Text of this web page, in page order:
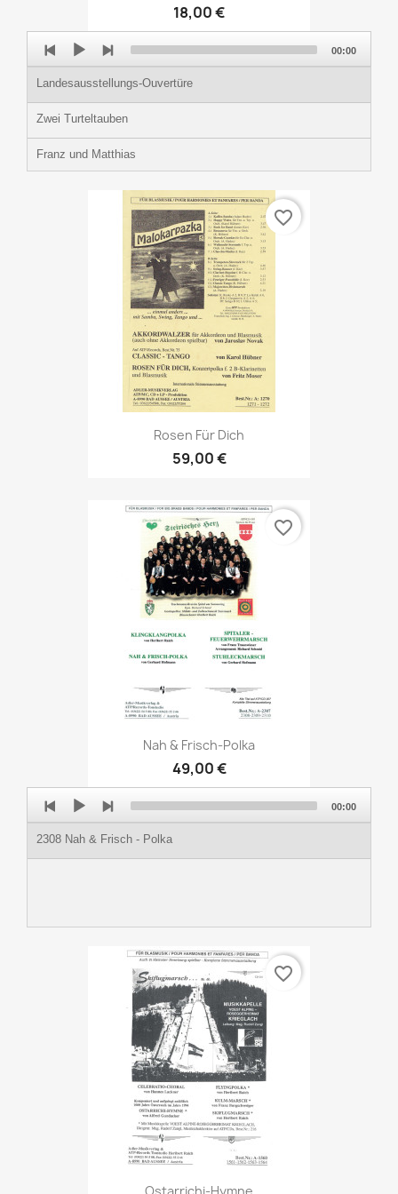
18,00 €
Player
Landesausstellungs-Ouvertüre
Zwei Turteltauben
Franz und Matthias
00:00
Rosen Für Dich
59,00 €
favorite_border
Nah & Frisch-Polka
49,00 €
favorite_border
Player
2308 Nah & Frisch - Polka
00:00
favorite_border